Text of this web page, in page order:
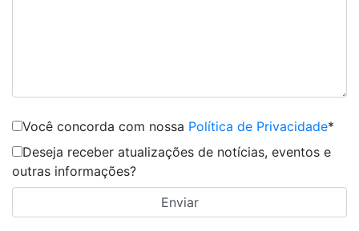
Você concorda com nossa Política de Privacidade*
Deseja receber atualizações de notícias, eventos e
outras informações?